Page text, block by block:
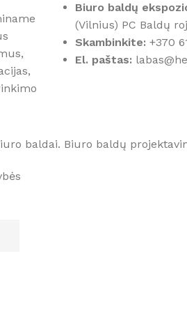
Biuro baldų
(Vilnius) PC Baldų
Skambinkite: +370
El. paštas:
baldai. Biuro baldų